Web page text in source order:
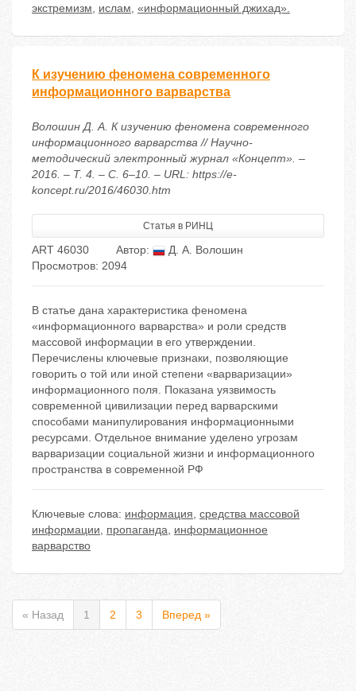
экстремизм, ислам, «информационный джихад».
К изучению феномена современного
информационного варварства
Волошин Д. А. К изучению феномена современного
информационного варварства // Научно-
методический электронный журнал «Концепт». –
2016. – Т. 4. – С. 6–10. – URL: https://e-
koncept.ru/2016/46030.htm
Статья в РИНЦ
ART 46030 Автор:
Д. А. Волошин
Просмотров: 2094
В статье дана характеристика феномена
«информационного варварства» и роли средств
массовой информации в его утверждении.
Перечислены ключевые признаки, позволяющие
говорить о той или иной степени «варваризации»
информационного поля. Показана уязвимость
современной цивилизации перед варварскими
способами манипулирования информационными
ресурсами. Отдельное внимание уделено угрозам
варваризации социальной жизни и информационного
пространства в современной РФ
Ключевые слова: информация, средства массовой
информации, пропаганда, информационное
варварство
« Назад 1 2 3 Вперед »